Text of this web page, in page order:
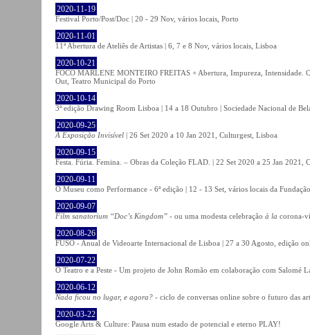
2020-11-19
Festival Porto/Post/Doc | 20 - 29 Nov, vários locais, Porto
2020-11-01
11ª Abertura de Ateliês de Artistas | 6, 7 e 8 Nov, vários locais, Lisboa
2020-10-21
FOCO MARLENE MONTEIRO FREITAS + Abertura, Impureza, Intensidade.
Out, Teatro Municipal do Porto
2020-10-14
3ª edição Drawing Room Lisboa | 14 a 18 Outubro | Sociedade Nacional de
2020-09-25
A Exposição Invisível | 26 Set 2020 a 10 Jan 2021, Culturgest, Lisboa
2020-09-15
Festa. Fúria. Femina. – Obras da Coleção FLAD. | 22 Set 2020 a 25 Jan
2020-09-11
O Museu como Performance - 6ª edição | 12 - 13 Set, vários locais da
2020-09-07
Film sanatorium “Doc’s Kingdom” - ou uma modesta celebração à la corona-
2020-08-26
FUSO - Anual de Videoarte Internacional de Lisboa | 27 a 30 Agosto, edição
2020-07-22
O Teatro e a Peste - Um projeto de John Romão em colaboração com Salomé
2020-06-12
Nada ficou no lugar, e agora? - ciclo de conversas online sobre o futuro das
2020-03-22
Google Arts & Culture: Pausa num estado de potencial e eterno PLAY!